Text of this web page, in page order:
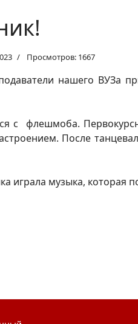
Просмотров: 1667
нашего ВУЗа
с флешмоба.
После
играла музыка,